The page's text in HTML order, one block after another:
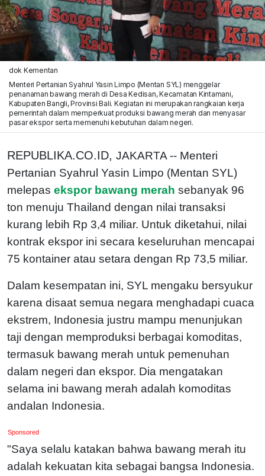
dok Kementan
Menteri Pertanian Syahrul Yasin Limpo (Mentan SYL) menggelar
penanaman bawang merah di Desa Kedisan, Kecamatan Kintamani,
Kabupaten Bangli, Provinsi Bali. Kegiatan ini merupakan rangkaian kerja
pemerintah dalam memperkuat produksi bawang merah dan menyasar
pasar ekspor serta memenuhi kebutuhan dalam negeri.
REPUBLIKA.CO.ID, JAKARTA -- Menteri
Pertanian Syahrul Yasin Limpo (Mentan SYL)
melepas ekspor bawang merah sebanyak 96
ton menuju Thailand dengan nilai transaksi
kurang lebih Rp 3,4 miliar. Untuk diketahui, nilai
kontrak ekspor ini secara keseluruhan mencapai
75 kontainer atau setara dengan Rp 73,5 miliar.
Dalam kesempatan ini, SYL mengaku bersyukur
karena disaat semua negara menghadapi cuaca
ekstrem, Indonesia justru mampu menunjukan
taji dengan memproduksi berbagai komoditas,
termasuk bawang merah untuk pemenuhan
dalam negeri dan ekspor. Dia mengatakan
selama ini bawang merah adalah komoditas
andalan Indonesia.
Sponsored
"Saya selalu katakan bahwa bawang merah itu
adalah kekuatan kita sebagai bangsa Indonesia.